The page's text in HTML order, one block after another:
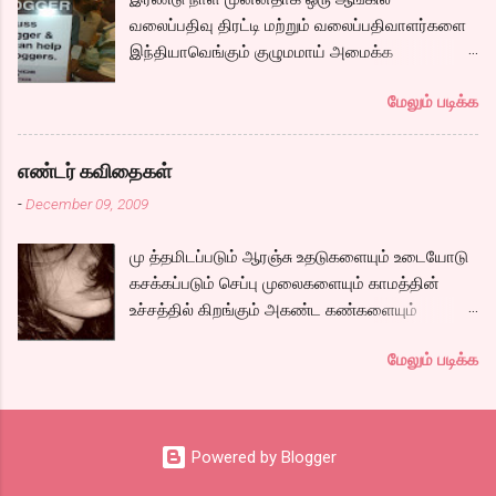
நகராவிட்டாலும், ரீமாவின் அதிரடி கேரக்டரும்,
ஆண்ட்ரியாவின் அமைதியான கேரக்டரும்,
கார்த்தியின் அடாவடி, தடாலடி வெட்டி பேச்சு க...
வலைப்பதிவு திரட்டி மற்றும் வலைப்பதிவாளர்களை
இந்தியாவெங்கும் குழுமமாய் அமைக்க
பதிவர் சந்திப்புக்கு ஏற்பாடு செய்திருந்தது.
இவர்கள் வருடா வருடம் நடத்துவதுதான். இம்முறை
நிறைய தமிழ் வலைப்பூக்கள் நடத்துபவர்களும்
கலந்து கொண்டோம்.
மேலும் படிக்க
எண்டர் கவிதைகள்
-December 09, 2009
மு த்தமிடப்படும் ஆரஞ்சு உதடுகளையும் உடையோடு
கசக்கப்படும் செப்பு முலைகளையும் காமத்தின்
உச்சத்தில் கிறங்கும் அகண்ட கண்களையும்
நீண்ட பயணமாய் வருடிச் செல்லும் பாம்புத்
அணைப்பையும் வேறொருவன் ஆளப்போவதை
தாங்கமுடியாமல் சாகிறேனடி நான். கவிதை by
கேபிள் சங்கர்( இப்படி நாமே சொல்லிட்டாத்தான்
மேலும் படிக்க
Powered by Blogger